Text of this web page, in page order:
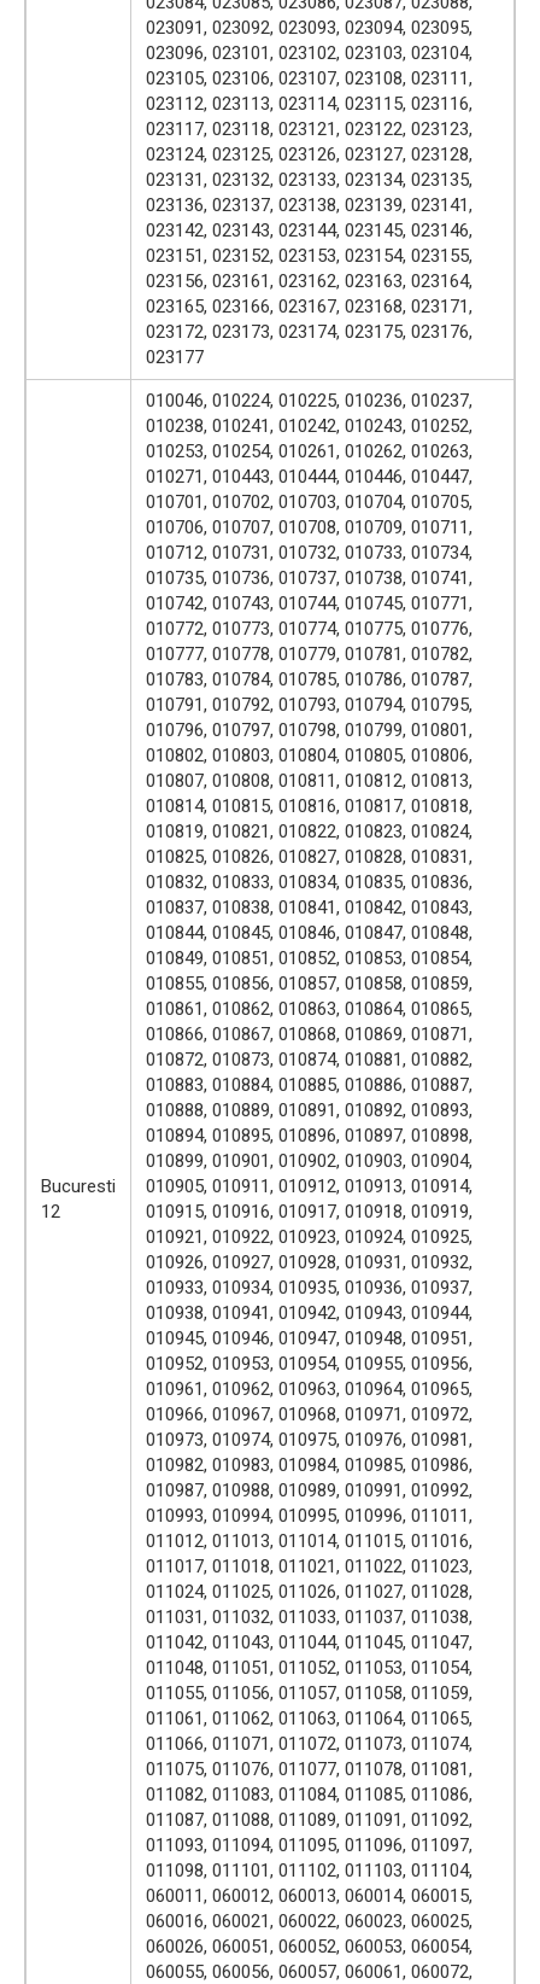
023091, 023092, 023093, 023094, 023095,
023096, 023101, 023102, 023103, 023104,
023105, 023106, 023107, 023108, 023111,
023112, 023113, 023114, 023115, 023116,
023117, 023118, 023121, 023122, 023123,
023124, 023125, 023126, 023127, 023128,
023131, 023132, 023133, 023134, 023135,
023136, 023137, 023138, 023139, 023141,
023142, 023143, 023144, 023145, 023146,
023151, 023152, 023153, 023154, 023155,
023156, 023161, 023162, 023163, 023164,
023165, 023166, 023167, 023168, 023171,
023172, 023173, 023174, 023175, 023176,
023177
Bucuresti
12
010046, 010224, 010225, 010236, 010237,
010238, 010241, 010242, 010243, 010252,
010253, 010254, 010261, 010262, 010263,
010271, 010443, 010444, 010446, 010447,
010701, 010702, 010703, 010704, 010705,
010706, 010707, 010708, 010709, 010711,
010712, 010731, 010732, 010733, 010734,
010735, 010736, 010737, 010738, 010741,
010742, 010743, 010744, 010745, 010771,
010772, 010773, 010774, 010775, 010776,
010777, 010778, 010779, 010781, 010782,
010783, 010784, 010785, 010786, 010787,
010791, 010792, 010793, 010794, 010795,
010796, 010797, 010798, 010799, 010801,
010802, 010803, 010804, 010805, 010806,
010807, 010808, 010811, 010812, 010813,
010814, 010815, 010816, 010817, 010818,
010819, 010821, 010822, 010823, 010824,
010825, 010826, 010827, 010828, 010831,
010832, 010833, 010834, 010835, 010836,
010837, 010838, 010841, 010842, 010843,
010844, 010845, 010846, 010847, 010848,
010849, 010851, 010852, 010853, 010854,
010855, 010856, 010857, 010858, 010859,
010861, 010862, 010863, 010864, 010865,
010866, 010867, 010868, 010869, 010871,
010872, 010873, 010874, 010881, 010882,
010883, 010884, 010885, 010886, 010887,
010888, 010889, 010891, 010892, 010893,
010894, 010895, 010896, 010897, 010898,
010899, 010901, 010902, 010903, 010904,
010905, 010911, 010912, 010913, 010914,
010915, 010916, 010917, 010918, 010919,
010921, 010922, 010923, 010924, 010925,
010926, 010927, 010928, 010931, 010932,
010933, 010934, 010935, 010936, 010937,
010938, 010941, 010942, 010943, 010944,
010945, 010946, 010947, 010948, 010951,
010952, 010953, 010954, 010955, 010956,
010961, 010962, 010963, 010964, 010965,
010966, 010967, 010968, 010971, 010972,
010973, 010974, 010975, 010976, 010981,
010982, 010983, 010984, 010985, 010986,
010987, 010988, 010989, 010991, 010992,
010993, 010994, 010995, 010996, 011011,
011012, 011013, 011014, 011015, 011016,
011017, 011018, 011021, 011022, 011023,
011024, 011025, 011026, 011027, 011028,
011031, 011032, 011033, 011037, 011038,
011042, 011043, 011044, 011045, 011047,
011048, 011051, 011052, 011053, 011054,
011055, 011056, 011057, 011058, 011059,
011061, 011062, 011063, 011064, 011065,
011066, 011071, 011072, 011073, 011074,
011075, 011076, 011077, 011078, 011081,
011082, 011083, 011084, 011085, 011086,
011087, 011088, 011089, 011091, 011092,
011093, 011094, 011095, 011096, 011097,
011098, 011101, 011102, 011103, 011104,
060011, 060012, 060013, 060014, 060015,
060016, 060021, 060022, 060023, 060025,
060026, 060051, 060052, 060053, 060054,
060055, 060056, 060057, 060061, 060072,